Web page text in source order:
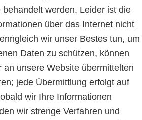
behandelt werden. Leider ist die
über das Internet nicht
wir unser Bestes tun, um
Daten zu schützen, können
an unsere Website übermittelten
jede Übermittlung erfolgt auf
wir Ihre Informationen
wir strenge Verfahren und